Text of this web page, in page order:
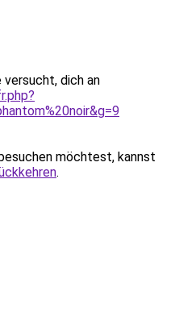
dich an
möchtest, kannst
.